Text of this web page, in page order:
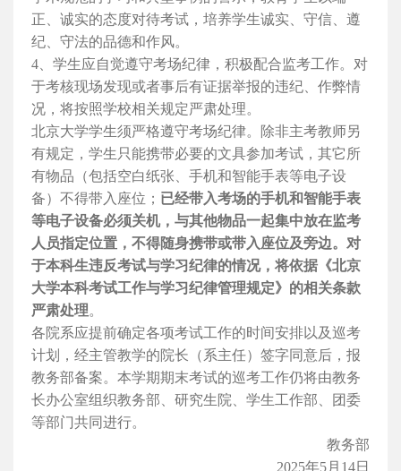
正、诚实的态度对待考试，培养学生诚实、守信、遵
纪、守法的品德和作风。
4 、学生应自觉遵守考场纪律，积极配合监考工作。对
于考核现场发现或者事后有证据举报的违纪、作弊情
况，将按照学校相关规定严肃处理。
北京大学学生须严格遵守考场纪律。除非主考教师另
有规定，学生只能携带必要的文具参加考试，其它所
有物品（包括空白纸张、手机和智能手表等电子设
备）不得带入座位； 已经带入考场的手机和智能手表
等电子设备必须关机，与其他物品一起集中放在监考
人员指定位置，不得随身携带或带入座位及旁边。 对
于本科生违反考试与学习纪律的情况，将依据《北京
大学本科考试工作与学习纪律管理规定》的相关条款
严肃处理。
各院系应提前确定各项考试工作的时间安排以及巡考
计划，经主管教学的院长（系主任）签字同意后，报
教务部备案。本学期期末考试的巡考工作仍将由教务
长办公室组织教务部、研究生院、学生工作部、团委
等部门共同进行。
教务部
2025年5月 14日